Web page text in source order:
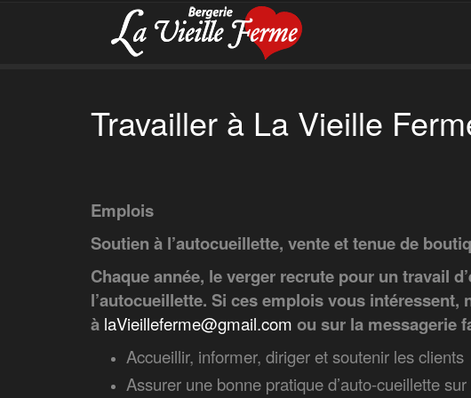
Travailler à La Vieille
Emplois
Soutien à l’autocueillette, vente et tenue de
Chaque année, le verger recrute pour un travail
l’autocueillette. Si ces emplois vous
à laVieilleferme@gmail.com ou sur la messagerie
Accueillir, informer, diriger et soutenir les clients
Assurer une bonne pratique d’auto-cueillette